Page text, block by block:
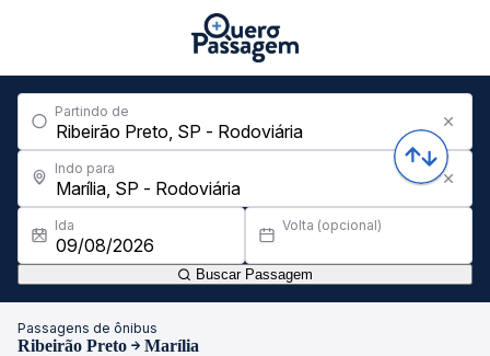
Partindo de
Indo para
Ida Volta (opcional)
Buscar Passagem
Passagens de ônibus
Ribeirão Preto Marília